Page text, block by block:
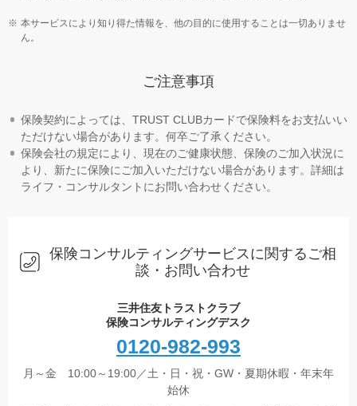
本サービスにより知り得た情報を、他の目的に使用することは一切ありませ
ん。
ご注意事項
保険契約によっては、TRUST CLUBカードで保険料をお支払いい
ただけない場合があります。何卒ご了承ください。
保険会社の規定により、現在のご健康状態、保険のご加入状況に
より、新たに保険にご加入いただけない場合があります。詳細は
ライフ・コンサルタントにお問い合わせください。
保険コンサルティングサービスに関するご相
談・お問い合わせ
三井住友トラストクラブ
保険コンサルティングデスク
0120-982-993
月～金 10:00～19:00／土・日・祝・GW・夏期休暇・年末年
始休